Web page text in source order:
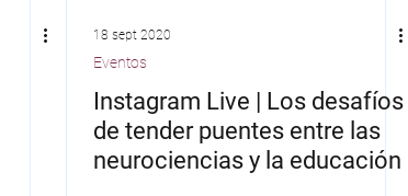
18 sept 2020
Eventos
Instagram Live | Los desafíos
de tender puentes entre las
neurociencias y la educación